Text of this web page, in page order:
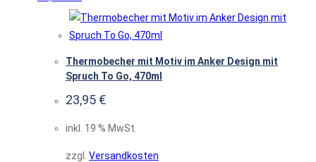
Thermobecher mit Motiv im Anker Design mit
Spruch To Go, 470ml
23,95 €
inkl. 19 % MwSt.
zzgl. Versandkosten